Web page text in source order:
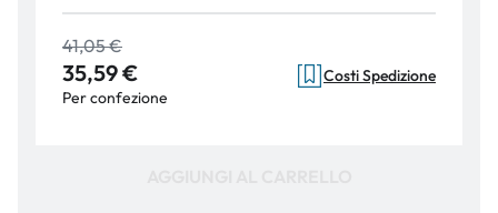
41,05 €
35,59 €
Per confezione
Costi Spedizione